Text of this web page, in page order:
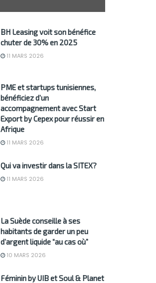
BH Leasing voit son bénéfice
chuter de 30% en 2025
11 MARS 2026
PME et startups tunisiennes,
bénéficiez d’un
accompagnement avec Start
Export by Cepex pour réussir en
Afrique
11 MARS 2026
Qui va investir dans la SITEX?
11 MARS 2026
La Suède conseille à ses
habitants de garder un peu
d’argent liquide “au cas où”
10 MARS 2026
Féminin by UIB et Soul & Planet